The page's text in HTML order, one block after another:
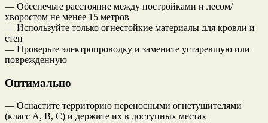
— Обеспечьте расстояние между постройками и лесом/
хворостом не менее 15 метров
— Используйте только огнестойкие материалы для кровли и
стен
— Проверьте электропроводку и замените устаревшую или
поврежденную
Оптимально
— Оснастите территорию переносными огнетушителями
(класс А, В, С) и держите их в доступных местах